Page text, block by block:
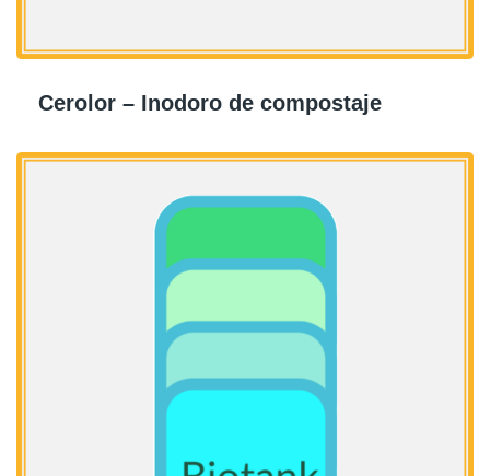
Cerolor – Inodoro de compostaje